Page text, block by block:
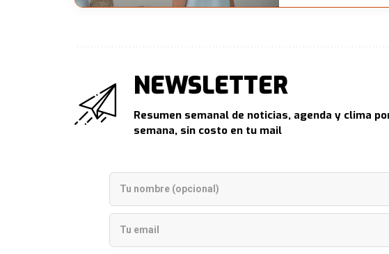
NEWSLETTER
Resumen semanal de noticias, agenda y clima
semana, sin costo en tu mail